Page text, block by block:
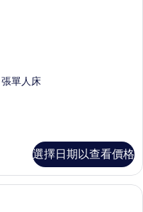
單人床
選擇日期以查看價格
Suite 570 | 低過敏寢具、羽絨被